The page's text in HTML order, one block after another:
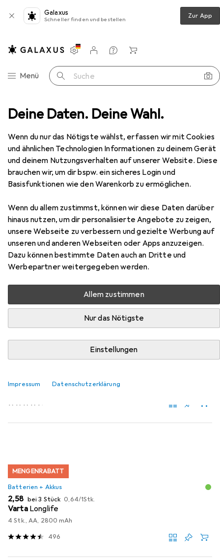
Deine Daten. Deine Wahl.
Wenn du nur das Nötigste wählst, erfassen wir mit Cookies
und ähnlichen Technologien Informationen zu deinem Gerät
und deinem Nutzungsverhalten auf unserer Website. Diese
brauchen wir, um dir bspw. ein sicheres Login und
Basisfunktionen wie den Warenkorb zu ermöglichen.
Wenn du allem zustimmst, können wir diese Daten darüber
hinaus nutzen, um dir personalisierte Angebote zu zeigen,
unsere Webseite zu verbessern und gezielte Werbung auf
unseren und anderen Webseiten oder Apps anzuzeigen.
Dazu können bestimmte Daten auch an Dritte und
Werbepartner weitergegeben werden.
Allem zustimmen
Nur das Nötigste
Einstellungen
Impressum Datenschutzerklärung
Galaxus
Schneller finden und bestellen Zur App
Navigation nach Kategorien
Menü Suche
Einstellungen
Kundenkonto
Vergleichslisten
Merklisten
Warenkorb
Kinderzimmerbeleuchtung Nachtlicht ZaZu Lou
EUR
30,15
ZaZuLou
Zubehör für ZaZu Lou
Hier findest du passendes Zubehör zum Produkt ZaZu Lou
aus der Kategorie Batterien + Akkus.
4 Stk., AA, 2300 mAh
MENGENRABATT
Batterien + Akkus
EUR
2,58 bei 3 Stück EUR
0,64/1Stk.
Varta Longlife
4 Stk., AA, 2800 mAh
496